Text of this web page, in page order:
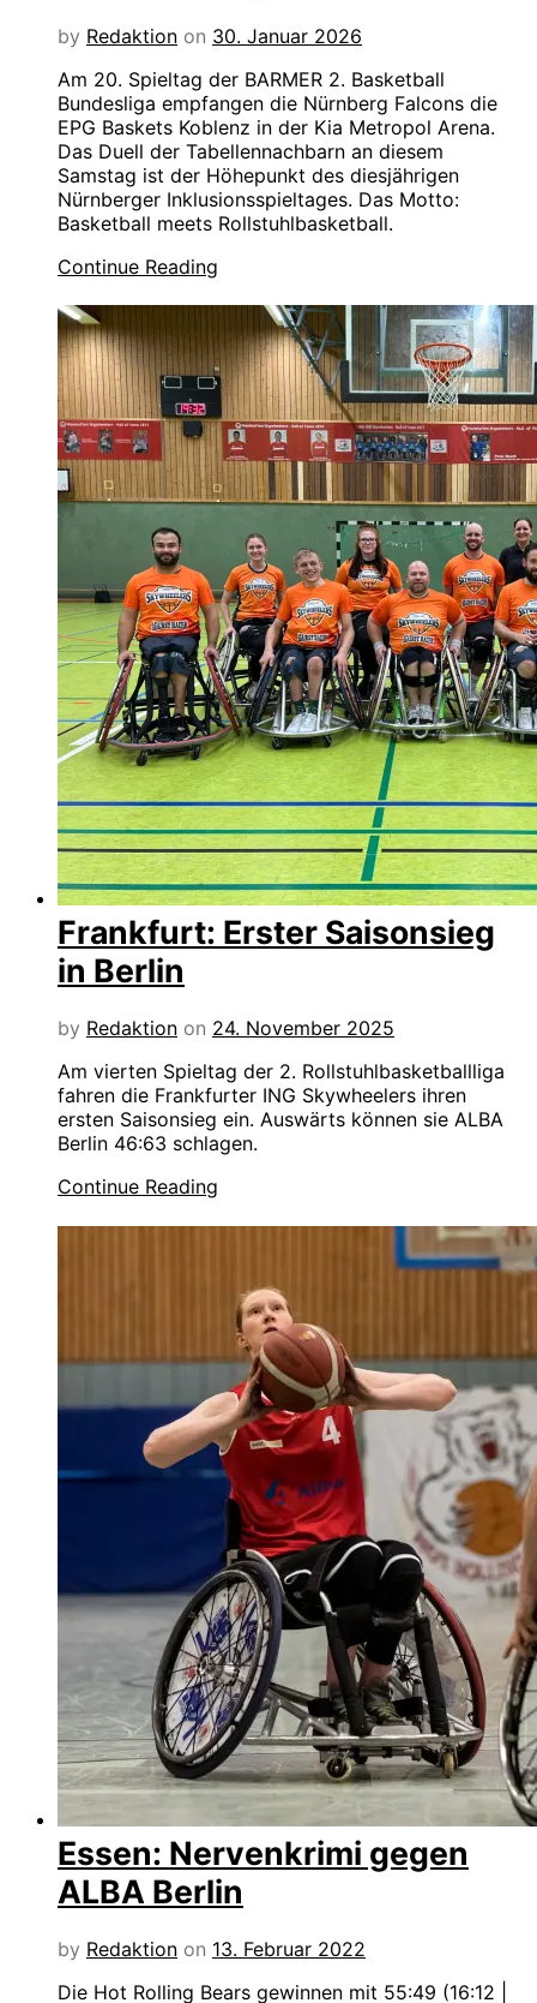
by Redaktion on 30. Januar 2026
Am 20. Spieltag der BARMER 2. Basketball
Bundesliga empfangen die Nürnberg Falcons die
EPG Baskets Koblenz in der Kia Metropol Arena.
Das Duell der Tabellennachbarn an diesem
Samstag ist der Höhepunkt des diesjährigen
Nürnberger Inklusionsspieltages. Das Motto:
Basketball meets Rollstuhlbasketball.
Continue Reading
Frankfurt: Erster Saisonsieg
in Berlin
by Redaktion on 24. November 2025
Am vierten Spieltag der 2. Rollstuhlbasketballliga
fahren die Frankfurter ING Skywheelers ihren
ersten Saisonsieg ein. Auswärts können sie ALBA
Berlin 46:63 schlagen.
Continue Reading
Essen: Nervenkrimi gegen
ALBA Berlin
by Redaktion on 13. Februar 2022
Die Hot Rolling Bears gewinnen mit 55:49 (16:12 |